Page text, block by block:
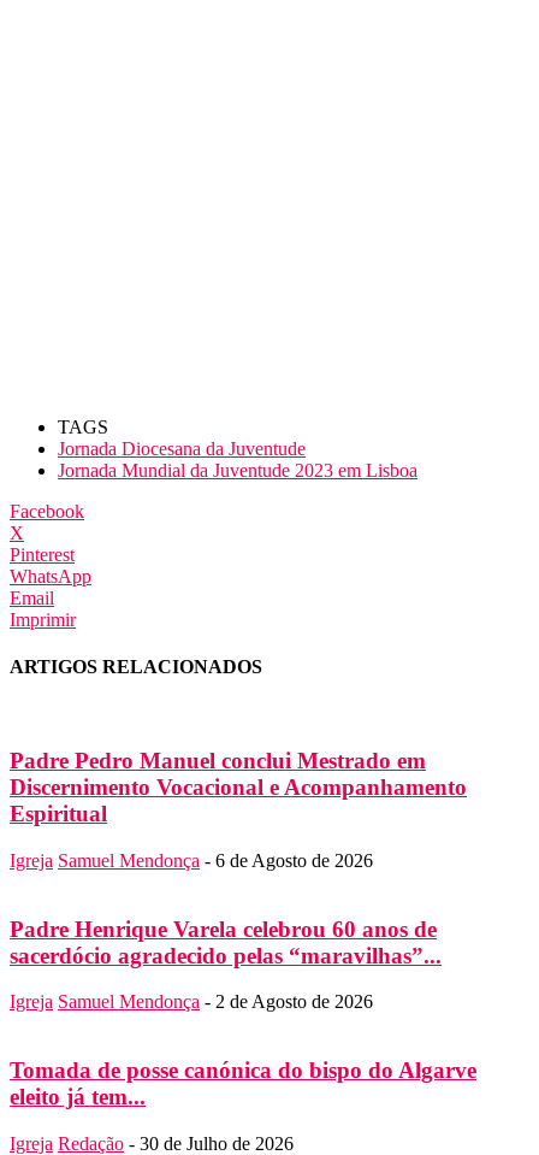
TAGS
Jornada Diocesana da Juventude
Jornada Mundial da Juventude 2023 em Lisboa
Facebook
X
Pinterest
WhatsApp
Email
Imprimir
ARTIGOS RELACIONADOS
Padre Pedro Manuel conclui Mestrado em
Discernimento Vocacional e Acompanhamento
Espiritual
Igreja Samuel Mendonça - 6 de Agosto de 2026
Padre Henrique Varela celebrou 60 anos de
sacerdócio agradecido pelas “maravilhas”...
Igreja Samuel Mendonça - 2 de Agosto de 2026
Tomada de posse canónica do bispo do Algarve
eleito já tem...
Igreja Redação - 30 de Julho de 2026